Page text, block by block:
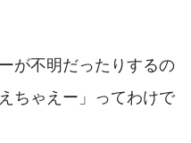
が不明だったりするの
ちゃえー」ってわけで